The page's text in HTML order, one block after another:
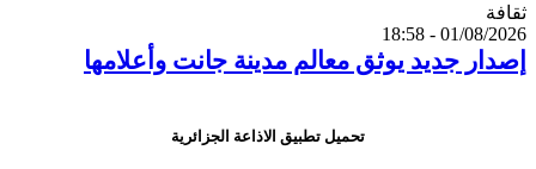
Catégorie
ثقافة
01/08/2026 - 18:58
إصدار جديد يوثق معالم مدينة جانت وأعلامها
تحميل تطبيق الاذاعة الجزائرية